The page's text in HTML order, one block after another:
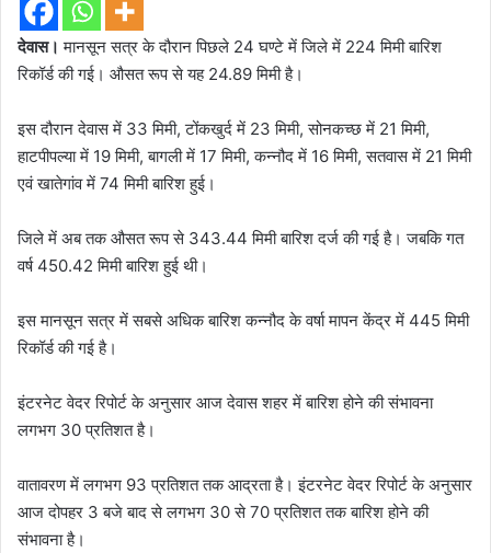
देवास। मानसून सत्र के दौरान पिछले 24 घण्टे में जिले में 224 मिमी बारिश
रिकॉर्ड की गई। औसत रूप से यह 24.89 मिमी है।
इस दौरान देवास में 33 मिमी, टोंकखुर्द में 23 मिमी, सोनकच्छ में 21 मिमी,
हाटपीपल्या में 19 मिमी, बागली में 17 मिमी, कन्नौद में 16 मिमी, सतवास में 21 मिमी
एवं खातेगांव में 74 मिमी बारिश हुई।
जिले में अब तक औसत रूप से 343.44 मिमी बारिश दर्ज की गई है। जबकि गत
वर्ष 450.42 मिमी बारिश हुई थी।
इस मानसून सत्र में सबसे अधिक बारिश कन्नौद के वर्षा मापन केंद्र में 445 मिमी
रिकॉर्ड की गई है।
इंटरनेट वेदर रिपोर्ट के अनुसार आज देवास शहर में बारिश होने की संभावना
लगभग 30 प्रतिशत है।
वातावरण में लगभग 93 प्रतिशत तक आद्रता है। इंटरनेट वेदर रिपोर्ट के अनुसार
आज दोपहर 3 बजे बाद से लगभग 30 से 70 प्रतिशत तक बारिश होने की
संभावना है।